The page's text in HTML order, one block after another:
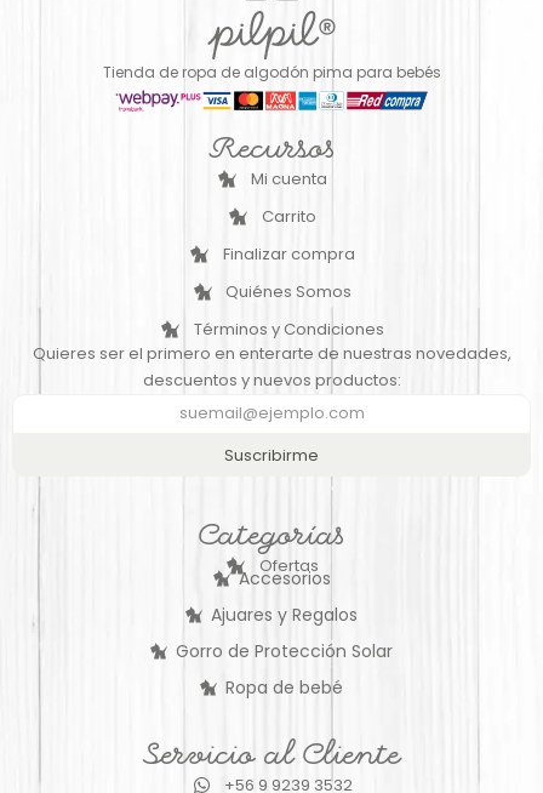
Tienda de ropa de algodón pima para bebés
Recursos
Mi cuenta
Carrito
Finalizar compra
Quiénes Somos
Términos y Condiciones
Quieres ser el primero en enterarte de nuestras novedades,
descuentos y nuevos productos:
Suscribirme
Categorías
Ofertas
Accesorios
Ajuares y Regalos
Gorro de Protección Solar
Ropa de bebé
Servicio al Cliente
+56 9 9239 3532